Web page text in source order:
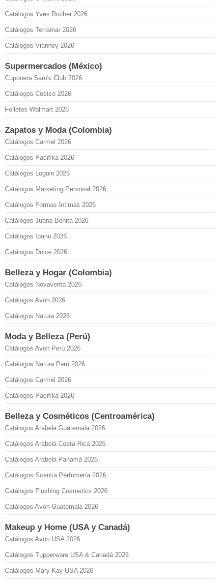
Catálogos Yves Rocher 2026
Catálogos Terramar 2026
Catálogos Vianney 2026
Supermercados (México)
Cuponera Sam's Club 2026
Catálogos Costco 2026
Folletos Walmart 2026
Zapatos y Moda (Colombia)
Catálogos Carmel 2026
Catálogos Pacifika 2026
Catálogos Loguin 2026
Catálogos Marketing Personal 2026
Catálogos Formas Íntimas 2026
Catálogos Juana Bonita 2026
Catálogos Ipanu 2026
Catálogos Dolce 2026
Belleza y Hogar (Colombia)
Catálogos Novaventa 2026
Catálogos Avon 2026
Catálogos Natura 2026
Moda y Belleza (Perú)
Catálogos Avon Perú 2026
Catálogos Natura Perú 2026
Catálogos Carmel 2026
Catálogos Pacifika 2026
Belleza y Cosméticos (Centroamérica)
Catálogos Arabela Guatemala 2026
Catálogos Arabela Costa Rica 2026
Catálogos Arabela Panamá 2026
Catálogos Scentia Perfumería 2026
Catálogos Flushing Cosmetics 2026
Catálogos Avon Guatemala 2026
Makeup y Home (USA y Canadá)
Catálogos Avon USA 2026
Catálogos Tupperware USA & Canadá 2026
Catálogos Mary Kay USA 2026